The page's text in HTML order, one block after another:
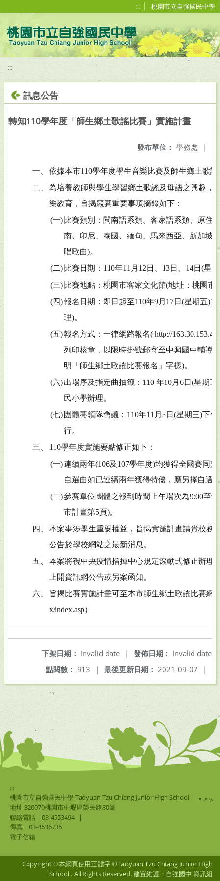
::: 桃園市立自強國民中學
:::
訊息公告
轉知110學年度「師生鄉土歌謠比賽」實施計畫
發布單位： 學務處 |
一、
依據本市110學年度學生音樂比賽及師生鄉土歌
二、
為培養教師與學生學習鄉土歌謠及母語之興趣，
樂教育，旨揭競賽重要事項摘錄如下：
(一) 比賽類別：閩南語系類、客家語系類、原住
南、印尼、泰國、緬甸、馬來西亞、新加坡
唱歌曲)。
(二) 比賽日期：110年11月12日、13日、14日(星
(三) 比賽地點：桃園市客家文化館(地址：桃園市
(四)報名日期：即日起至110年9月17日(星期五
理)。
(五)報名方式：一律網路報名( http://163.30.153.4/
列印核章，以限時掛號郵寄至中興國中輔導
明「師生鄉土歌謠比賽報名」字樣)。
(六)出場序及指定曲抽籤：110 年10月6日(星期
民小學辦理。
(七) 團體賽領隊會議：110年11月3日(星期三)下
行。
三、
110學年度實施要點修正如下：
(一)連續兩年(106及107學年度)均獲得全國賽同
自選曲如已連續兩年獲得特優，應另擇自選
(二)參賽單位團體之報到時間上午場次為9:00至
市計畫第5頁)。
四、
本案事涉學生重要權益，旨揭實施計畫請貴校務
公告於學校網站之最新消息。
五、
本案將視中央疫情指揮中心規定滾動式修正辦理
上開資訊網公告或另案函知。
六、
旨揭比賽實施計畫可至本市師生鄉土歌謠比賽網
x/index.asp）
發佈日期： Invalid date
下架日期： Invalid date
|
最後更新日期： 2021-09-07 |
點閱數： 913 |
:::
桃園市立自強國民中學 Taoyuan Tzu Chiang Junior High School
地址 320070桃園市中壢區榮民路80號
聯絡電話
03-4553494
|
傳真
03-4636736
電子信箱
"="">
Copyright ©本網頁使用正體字 ©Taoyuan Tzu Chiang Junior High
School . All Rights Reserved. 建置維護：自強國中 資訊組